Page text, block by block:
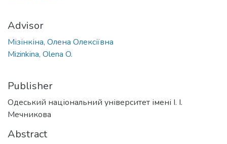
Advisor
Мізінкіна, Олена Олексіївна
Mizinkina, Olena O.
Publisher
Одеський національний університет імені І. І.
Мечникова
Abstract